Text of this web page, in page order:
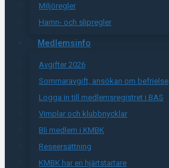
Miljöregler
Hamn- och slipregler
Medlemsinfo
Avgifter 2026
Sommaravgift, ansökan om befrielse
Logga in till medlemsregistret i BAS
Vimplar och klubbnycklar
Bli medlem i KMBK
Reseersättning
KMBK har en hjärtstartare